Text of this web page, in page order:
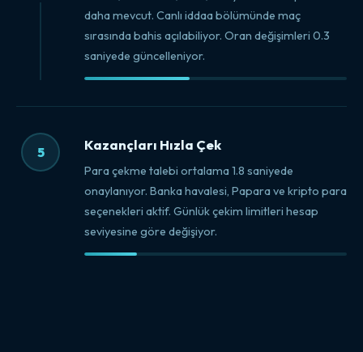
daha mevcut. Canlı iddaa bölümünde maç
sırasında bahis açılabiliyor. Oran değişimleri 0.3
saniyede güncelleniyor.
5 Kazançları Hızla Çek
Para çekme talebi ortalama 1.8 saniyede
onaylanıyor. Banka havalesi, Papara ve kripto para
seçenekleri aktif. Günlük çekim limitleri hesap
seviyesine göre değişiyor.